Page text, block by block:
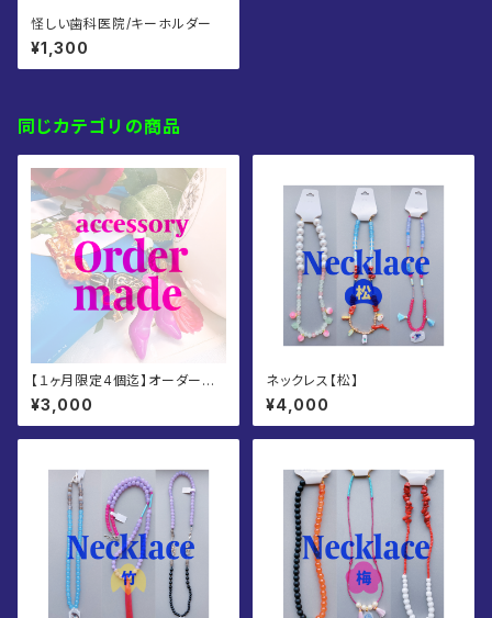
怪しい歯科医院/キーホルダー
¥1,300
同じカテゴリの商品
【１ヶ月限定4個迄】オーダーメ
イドアクセサリー
¥3,000
ネックレス【松】
¥4,000